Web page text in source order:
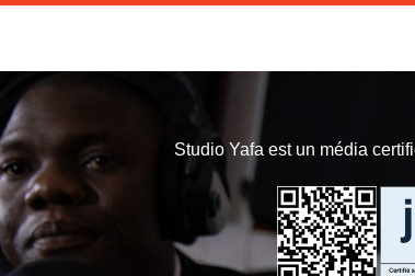
Studio Yafa est un média